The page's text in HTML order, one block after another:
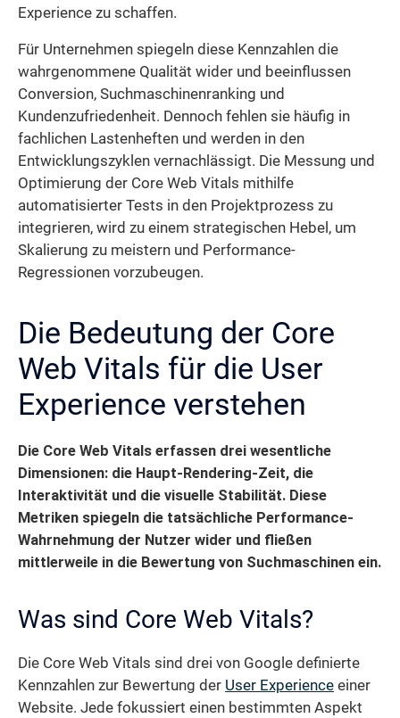
Experience zu schaffen.
Für Unternehmen spiegeln diese Kennzahlen die
wahrgenommene Qualität wider und beeinflussen
Conversion, Suchmaschinenranking und
Kundenzufriedenheit. Dennoch fehlen sie häufig in
fachlichen Lastenheften und werden in den
Entwicklungszyklen vernachlässigt. Die Messung und
Optimierung der Core Web Vitals mithilfe
automatisierter Tests in den Projektprozess zu
integrieren, wird zu einem strategischen Hebel, um
Skalierung zu meistern und Performance-
Regressionen vorzubeugen.
Die Bedeutung der Core
Web Vitals für die User
Experience verstehen
Die Core Web Vitals erfassen drei wesentliche
Dimensionen: die Haupt-Rendering-Zeit, die
Interaktivität und die visuelle Stabilität. Diese
Metriken spiegeln die tatsächliche Performance-
Wahrnehmung der Nutzer wider und fließen
mittlerweile in die Bewertung von Suchmaschinen ein.
Was sind Core Web Vitals?
Die Core Web Vitals sind drei von Google definierte
Kennzahlen zur Bewertung der User Experience einer
Website. Jede fokussiert einen bestimmten Aspekt